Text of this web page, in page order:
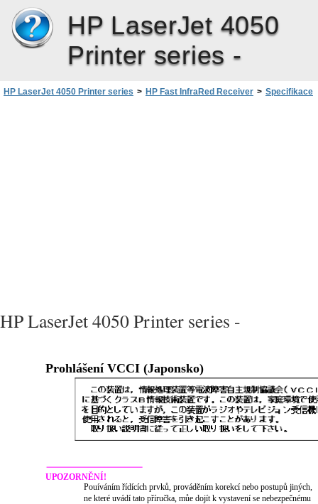
HP LaserJet 4050
Printer series -
HP LaserJet 4050 Printer series > HP Fast InfraRed Receiver > Specifikace
HP LaserJet 4050 Printer series -
Prohlášení VCCI (Japonsko)
UPOZORNĚNÍ!
Pouíváním řídících prvků, prováděním korekcí nebo postupů jiných,
ne které uvádí tato příručka, můe dojít k vystavení se nebezpečnému